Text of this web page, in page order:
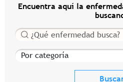
Encuentra aquí la
Buscar
Por categoría